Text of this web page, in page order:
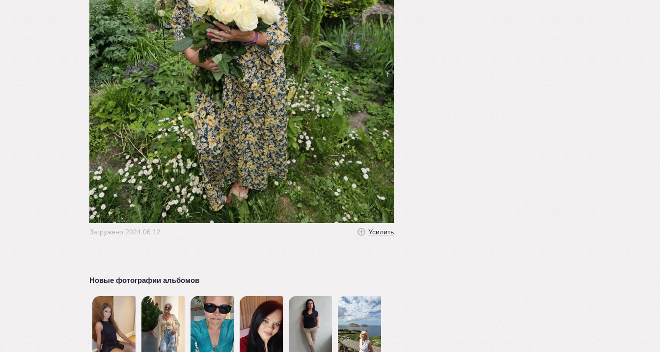
Загружено:2024.06.12 Усилить
Новые фотографии альбомов